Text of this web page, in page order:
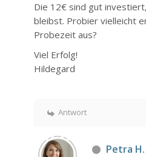
Die 12€ sind gut
bleibst. Probier vielleicht
Probezeit aus?
Viel Erfolg!
Hildegard
Antwort
Petra H.